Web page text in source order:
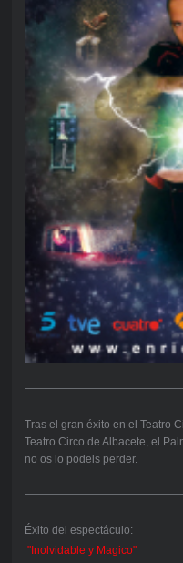
Tras el gran éxito en el Teatro
Teatro Circo de Albacete, el
no os lo podeis perder.
Éxito del espectáculo:
"Inolvidable y Magico"